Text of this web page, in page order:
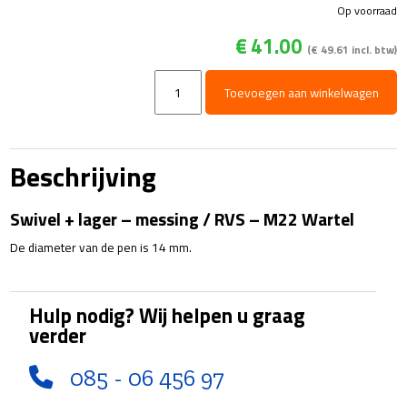
€41.00 (€ 49.61 incl. btw)
Op voorraad
lager
/
-
M22
Toevoegen aan winkelwagen
Beschrijving
Swivel + lager – messing / RVS – M22 Wartel
De diameter van de pen is 14 mm.
Hulp nodig? Wij helpen u graag
verder
085 - 06 456 97